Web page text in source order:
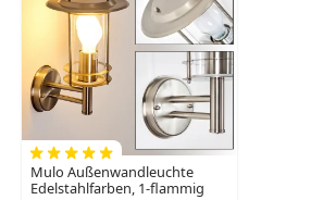
Mulo Außenwandleuchte
Edelstahlfarben, 1-flammig